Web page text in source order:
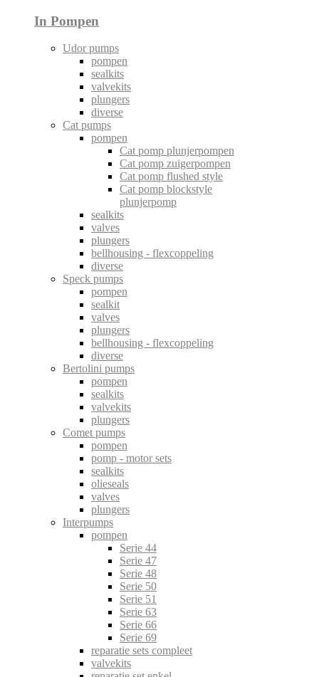
In Pompen
Udor pumps
pompen
sealkits
valvekits
plungers
diverse
Cat pumps
pompen
Cat pomp plunjerpompen
Cat pomp zuigerpompen
Cat pomp flushed style
Cat pomp blockstyle
plunjerpomp
sealkits
valves
plungers
bellhousing - flexcoppeling
diverse
Speck pumps
pompen
sealkit
valves
plungers
bellhousing - flexcoppeling
diverse
Bertolini pumps
pompen
sealkits
valvekits
plungers
Comet pumps
pompen
pomp - motor sets
sealkits
olieseals
valves
plungers
Interpumps
pompen
Serie 44
Serie 47
Serie 48
Serie 50
Serie 51
Serie 63
Serie 66
Serie 69
reparatie sets compleet
valvekits